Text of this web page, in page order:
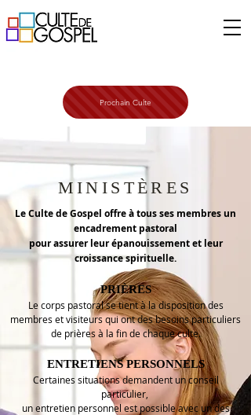
Prochain Culte
MINISTÈRES
Le Culte de Gospel offre à tous ses membres un
encadrement pastoral
pour assurer leur épanouissement et leur
croissance spirituelle.
PRIÈRES
Le corps pastoral se tient à la disposition des
membres et visiteurs qui ont des besoins particuliers
de prières à la fin de chaque culte.
ENTRETIENS PERSONNELS
Certaines situations demandent un conseil
particulier,
un entretien personnel est possible avec un des